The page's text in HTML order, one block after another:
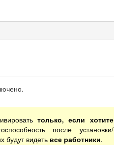
только, если хотите
после установки/
будут видеть все работники.